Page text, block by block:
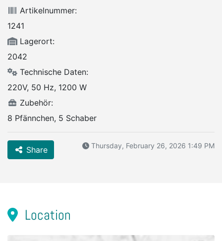
Artikelnummer:
1241
Lagerort:
2042
Technische Daten:
220V, 50 Hz, 1200 W
Zubehör:
8 Pfännchen, 5 Schaber
Share Thursday, February 26, 2026 1:49 PM
Location